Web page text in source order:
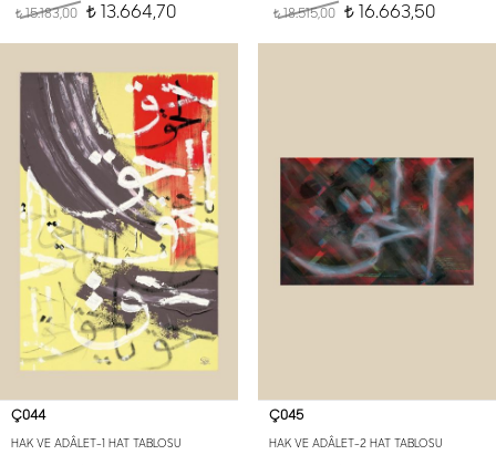
t15.183,00 t 13.664,70 t18.515,00 t16.663,50
Ç044
HAK VE ADÂLET-1 HAT TABLOSU
Ç045
HAK VE ADÂLET-2 HAT TABLOSU